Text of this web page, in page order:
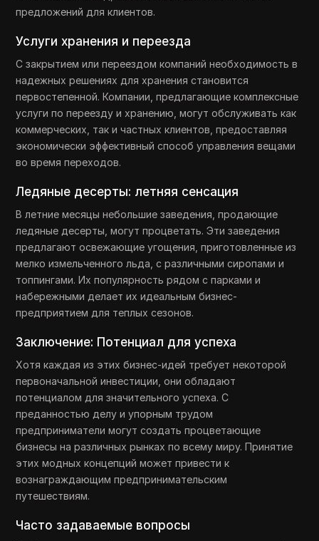
предложений для клиентов.
Услуги хранения и переезда
С закрытием или переездом компаний необходимость в
надежных решениях для хранения становится
первостепенной. Компании, предлагающие комплексные
услуги по переезду и хранению, могут обслуживать как
коммерческих, так и частных клиентов, предоставляя
экономически эффективный способ управления вещами
во время переходов.
Ледяные десерты: летняя сенсация
В летние месяцы небольшие заведения, продающие
ледяные десерты, могут процветать. Эти заведения
предлагают освежающие угощения, приготовленные из
мелко измельченного льда, с различными сиропами и
топпингами. Их популярность рядом с парками и
набережными делает их идеальным бизнес-
предприятием для теплых сезонов.
Заключение: Потенциал для успеха
Хотя каждая из этих бизнес-идей требует некоторой
первоначальной инвестиции, они обладают
потенциалом для значительного успеха. С
преданностью делу и упорным трудом
предприниматели могут создать процветающие
бизнесы на различных рынках по всему миру. Принятие
этих модных концепций может привести к
вознаграждающим предпринимательским
путешествиям.
Часто задаваемые вопросы